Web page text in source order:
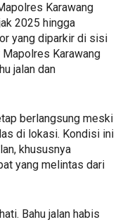
Karawang
2025 hingga
yang diparkir di sisi
Karawang
jalan dan
berlangsung meski
di lokasi. Kondisi ini
khususnya
yang melintas dari
Bahu jalan habis